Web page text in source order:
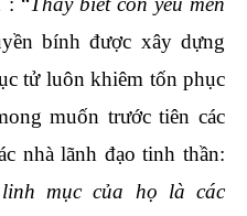
bính được xây dựng
tử luôn khiêm tốn phục
muốn trước tiên các
nhà lãnh đạo tinh thần:
mục của họ là các